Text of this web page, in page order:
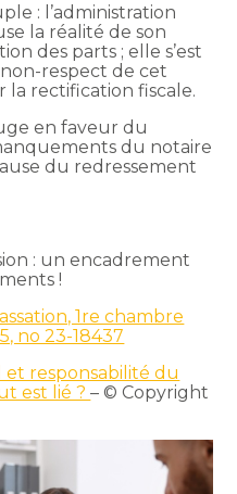
: l’administration
la réalité de son
des parts ; elle s’est
respect de cet
rectification fiscale.
en faveur du
du notaire
du redressement
: un encadrement
!
1re chambre
no 23-18437
et responsabilité du
est lié ?– © Copyright